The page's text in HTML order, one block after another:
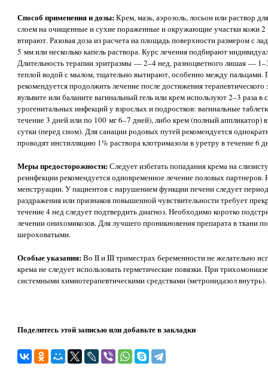
Способ применения и дозы:Крем, мазь, аэрозоль, лосьон или раствор
слоем на очищенные и сухие пораженные и окружающие участки кожи 2
втирают. Разовая доза из расчета на площадь поверхности размером с
5 мм или несколько капель раствора. Курс лечения подбирают
Длительность терапии эритразмы — 2–4 нед, разноцветного лишая —
теплой водой с мылом, тщательно вытирают, особенно между пальцами.
рекомендуется продолжить лечение после достижения
вульвите или баланите вагинальный гель или крем используют 2–3 раза
урогенитальных инфекций у взрослых и подростков: вагинальные
течение 3 дней или по 100 мг 6–7 дней), либо крем (полный аппликатор)
сутки (перед сном). Для санации родовых путей рекомендуется
проводят инстилляцию 1% раствора клотримазола в уретру в течение 6
Меры предосторожности:Следует избегать попадания крема на
реинфекции рекомендуется одновременное лечение половых партнеров.
менструации. У пациентов с нарушением функции печени следует
раздражения или признаков повышенной чувствительности требует
течение 4 нед следует подтвердить диагноз. Необходимо коротко
лечении онихомикозов. Для лучшего проникновения препарата в ткани
шероховатыми.
Особые указания:Во II и III триместрах беременности не желательно
крема не следует использовать герметические повязки. При
системными химиотерапевтическими средствами (метронидазол внутрь).
Поделитесь этой записью или добавьте в закладки